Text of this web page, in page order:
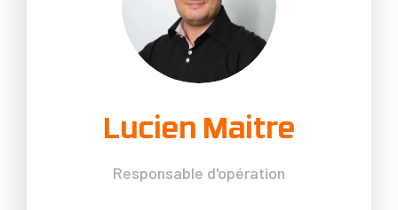
Lucien Maitre
Responsable d'opération